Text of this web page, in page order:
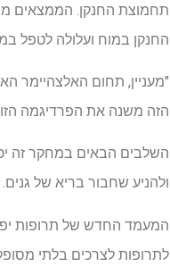
תחמוצת החנקן. הממצאים
החנקן במוח ועלולה לטפל
"מעניין, תחום האלצהיימר
הזה משנה את הפרדיגמה
השלבים הבאים במחקר זה
ולהניע שחבור בריא של גנים.
לתרופות לצרכים בלתי מסופקים.